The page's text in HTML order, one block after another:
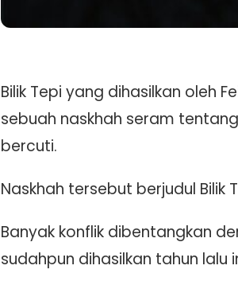
Bilik Tepi yang dihasilkan oleh
sebuah naskhah seram
bercuti.
Naskhah tersebut berjudul Bilik
Banyak konflik dibentangkan
sudahpun dihasilkan tahun lalu